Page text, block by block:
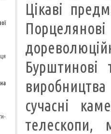
Цікаві
Бурштинові
сучасні
телескопи,